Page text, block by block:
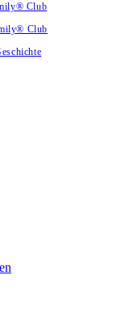
Club
Club